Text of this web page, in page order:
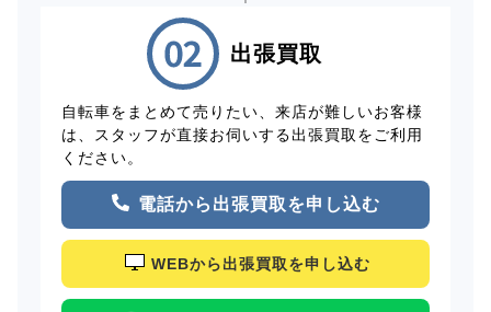
出張買取
自転車をまとめて売りたい、来店が難しいお客様
は、スタッフが直接お伺いする出張買取をご利用
ください。
電話から出張買取を申し込む
WEBから出張買取を申し込む